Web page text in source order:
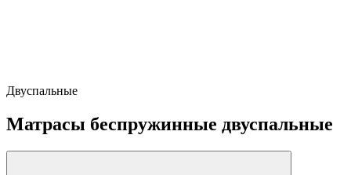
Двуспальные
Матрасы беспружинные двуспальные